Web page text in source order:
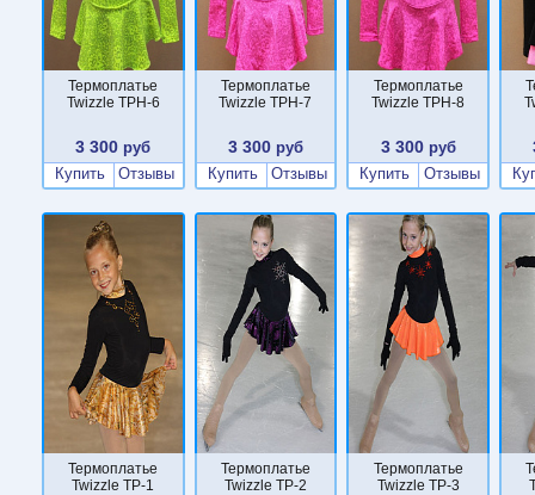
Термоплатье
Twizzle TPН-6
3 300 руб
Купить
Отзывы
Термоплатье
Twizzle TPН-7
3 300 руб
Купить
Отзывы
Термоплатье
Twizzle TPН-8
3 300руб
Купить
Отзывы
Термоплатье
Twizzle TP-1
Термоплатье
Twizzle TP-2
Термоплатье
Twizzle TP-3